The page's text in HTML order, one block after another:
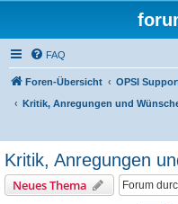
FAQ
Foren-Übersicht
OPSI
Kritik, Anregungen und
Kritik, Anregungen
Neues Thema